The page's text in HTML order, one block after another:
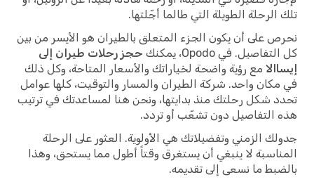
تلك الرحلة الطويلة التي طالما أجّلتها.
نحرص على أن يكون الجزء المتعلق بالطيران هو الأيسر من بين
كل التفاصيل. في Opodo، يمكنك
حجز رحلات طيران إلى
إيساالا مع رؤية واضحة لخياراتك والأسعار المتاحة، وكل ذلك
في مكان واحد. شركة الطيران والمسار والتوقيت، كلها عوامل
تحدد شكل رحلتك منذ بدايتها، ونحن هنا لمساعدتك في ترتيب
هذه التفاصيل دون تشعّب أو تردد.
جدولك الزمني وتفضيلاتك هي الأولوية. العثور على الرحلة
المناسبة لا ينبغي أن يستغرق وقتاً أطول مما يستحق، وهذا
بالضبط ما نسعى إلى تقديمه.